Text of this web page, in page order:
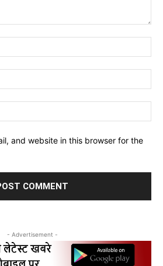
and website in this browser for the
- Advertisement -